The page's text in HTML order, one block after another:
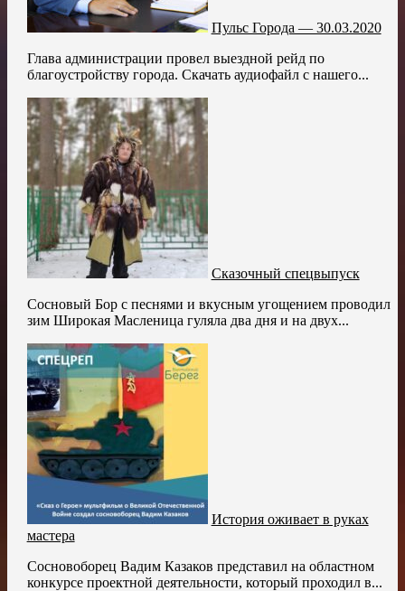
Пульс Города — 30.03.2020
Глава администрации провел выездной рейд по
благоустройству города. Скачать аудиофайл с нашего...
Сказочный спецвыпуск
Сосновый Бор с песнями и вкусным угощением проводил
зим Широкая Масленица гуляла два дня и на двух...
История оживает в руках
мастера
Сосновоборец Вадим Казаков представил на областном
конкурсе проектной деятельности, который проходил в...